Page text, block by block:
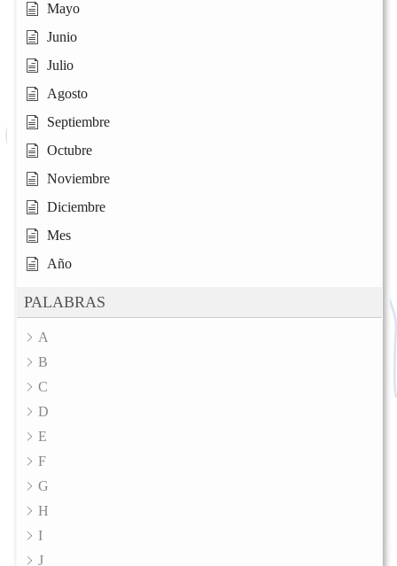
Mayo
Junio
Julio
Agosto
Septiembre
Octubre
Noviembre
Diciembre
Mes
Año
PALABRAS
A
B
C
D
E
F
G
H
I
J